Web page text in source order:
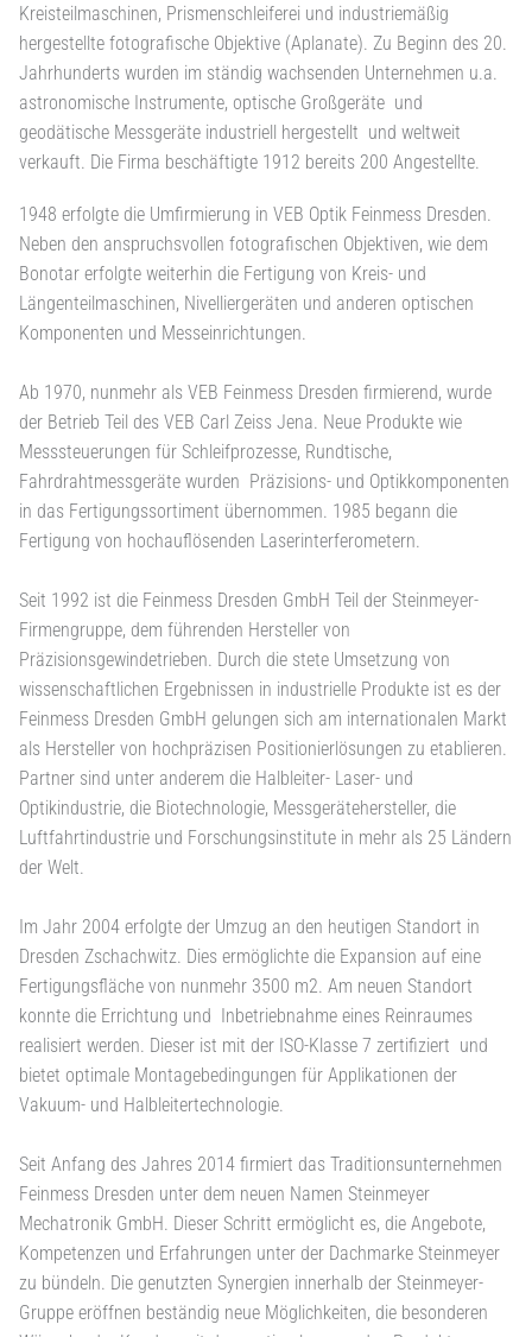
Kreisteilmaschinen, Prismenschleiferei und industriemäßig
hergestellte fotografische Objektive (Aplanate). Zu Beginn des 20.
Jahrhunderts wurden im ständig wachsenden Unternehmen u.a.
astronomische Instrumente, optische Großgeräte und
geodätische Messgeräte industriell hergestellt und weltweit
verkauft. Die Firma beschäftigte 1912 bereits 200 Angestellte.
1948 erfolgte die Umfirmierung in VEB Optik Feinmess Dresden.
Neben den anspruchsvollen fotografischen Objektiven, wie dem
Bonotar erfolgte weiterhin die Fertigung von Kreis- und
Längenteilmaschinen, Nivelliergeräten und anderen optischen
Komponenten und Messeinrichtungen.
Ab 1970, nunmehr als VEB Feinmess Dresden firmierend, wurde
der Betrieb Teil des VEB Carl Zeiss Jena. Neue Produkte wie
Messsteuerungen für Schleifprozesse, Rundtische,
Fahrdrahtmessgeräte wurden Präzisions- und Optikkomponenten
in das Fertigungssortiment übernommen. 1985 begann die
Fertigung von hochauflösenden Laserinterferometern.
Seit 1992 ist die Feinmess Dresden GmbH Teil der Steinmeyer-
Firmengruppe, dem führenden Hersteller von
Präzisionsgewindetrieben. Durch die stete Umsetzung von
wissenschaftlichen Ergebnissen in industrielle Produkte ist es der
Feinmess Dresden GmbH gelungen sich am internationalen Markt
als Hersteller von hochpräzisen Positionierlösungen zu etablieren.
Partner sind unter anderem die Halbleiter- Laser- und
Optikindustrie, die Biotechnologie, Messgerätehersteller, die
Luftfahrtindustrie und Forschungsinstitute in mehr als 25 Ländern
der Welt.
Im Jahr 2004 erfolgte der Umzug an den heutigen Standort in
Dresden Zschachwitz. Dies ermöglichte die Expansion auf eine
Fertigungsfläche von nunmehr 3500 m2. Am neuen Standort
konnte die Errichtung und Inbetriebnahme eines Reinraumes
realisiert werden. Dieser ist mit der ISO-Klasse 7 zertifiziert und
bietet optimale Montagebedingungen für Applikationen der
Vakuum- und Halbleitertechnologie.
Seit Anfang des Jahres 2014 firmiert das Traditionsunternehmen
Feinmess Dresden unter dem neuen Namen Steinmeyer
Mechatronik GmbH. Dieser Schritt ermöglicht es, die Angebote,
Kompetenzen und Erfahrungen unter der Dachmarke Steinmeyer
zu bündeln. Die genutzten Synergien innerhalb der Steinmeyer-
Gruppe eröffnen beständig neue Möglichkeiten, die besonderen